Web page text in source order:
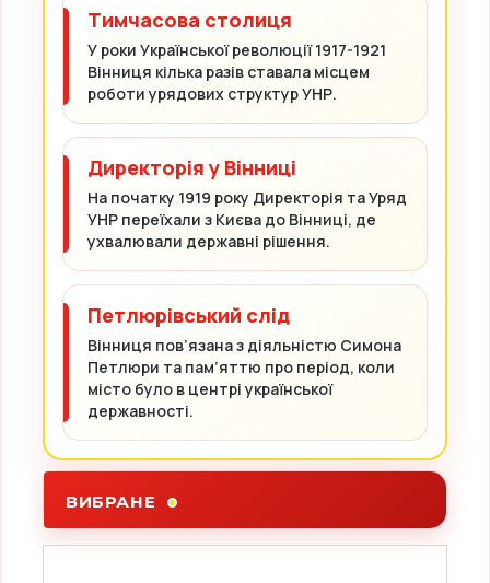
Тимчасова столиця
У роки Української революції 1917-1921
Вінниця кілька разів ставала місцем
роботи урядових структур УНР.
Директорія у Вінниці
На початку 1919 року Директорія та Уряд
УНР переїхали з Києва до Вінниці, де
ухвалювали державні рішення.
Петлюрівський слід
Вінниця пов’язана з діяльністю Симона
Петлюри та пам’яттю про період, коли
місто було в центрі української
державності.
ВИБРАНЕ